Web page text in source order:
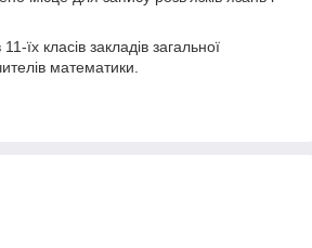
їх класів закладів загальної
математики.